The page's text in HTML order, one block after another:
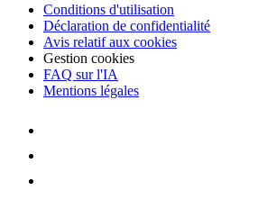
Conditions d'utilisation
Déclaration de confidentialité
Avis relatif aux cookies
Gestion cookies
FAQ sur l'IA
Mentions légales